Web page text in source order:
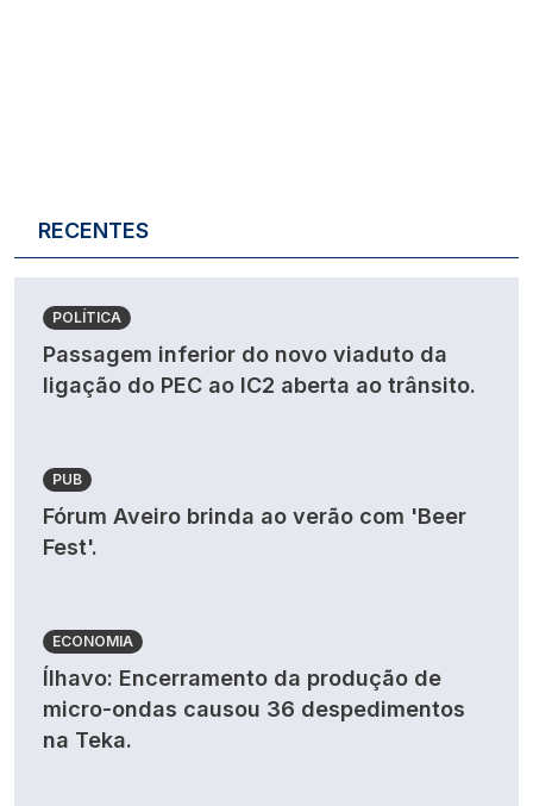
RECENTES
POLÍTICA
Passagem inferior do novo viaduto da
ligação do PEC ao IC2 aberta ao trânsito.
PUB
Fórum Aveiro brinda ao verão com 'Beer
Fest'.
ECONOMIA
Ílhavo: Encerramento da produção de
micro-ondas causou 36 despedimentos
na Teka.